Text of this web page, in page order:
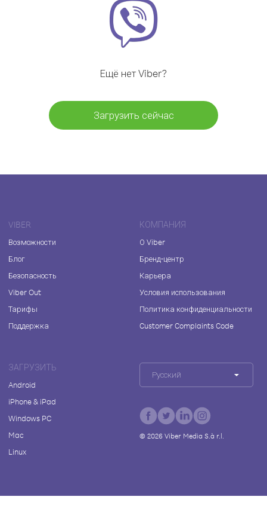
Ещё нет Viber?
Загрузить сейчас
VIBER
Возможности
Блог
Безопасность
Viber Out
Тарифы
Поддержка
КОМПАНИЯ
О Viber
Бренд-центр
Карьера
Условия использования
Политика конфиденциальности
Customer Complaints Code
ЗАГРУЗИТЬ
Android
iPhone & iPad
Windows PC
Mac
Linux
Русский
© 2026Viber Media S.à r.l.